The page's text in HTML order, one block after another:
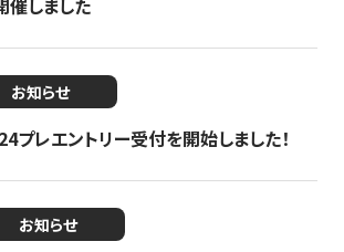
催しました
お知らせ
プレエントリー受付を開始しました！
お知らせ